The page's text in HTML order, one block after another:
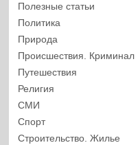
Полезные статьи
Политика
Природа
Происшествия. Криминал
Путешествия
Религия
СМИ
Спорт
Строительство. Жилье